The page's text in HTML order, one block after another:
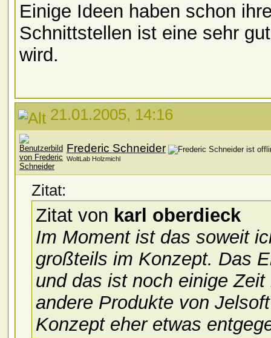
Einige Ideen haben schon
Schnittstellen ist eine sehr
wird.
21.01.2005, 14:16
Frederic Schneider
WoltLab Holzmichl
Zitat:
Zitat von karl oberdieck
Im Moment ist das soweit
großteils im Konzept. Das
und das ist noch einige
andere Produkte von
Konzept eher etwas